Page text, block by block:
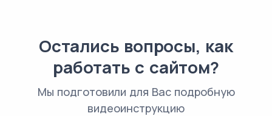
Остались вопросы, как
работать с сайтом?
Мы подготовили для Вас подробную
видеоинструкцию